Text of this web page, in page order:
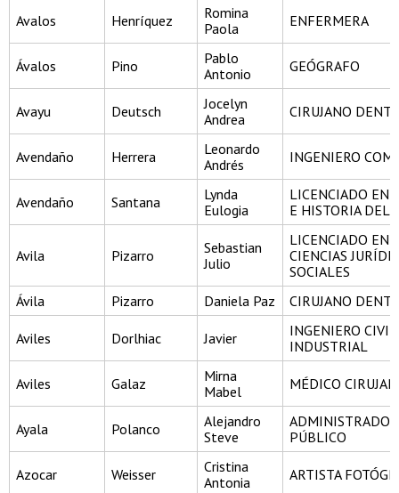
Avalos Henríquez
Romina
Paola
ENFERMERA
Ávalos Pino
Pablo
Antonio
GEÓGRAFO
Avayu Deutsch
Jocelyn
Andrea
CIRUJANO
Avendaño Herrera
Leonardo
Andrés
INGENIERO
Avendaño Santana
Lynda
Eulogia
LICENCIADO EN
E HISTORIA DEL
Avila Pizarro
Sebastian
Julio
LICENCIADO EN
CIENCIAS
SOCIALES
Ávila
Pizarro Daniela Paz CIRUJANO
Aviles Dorlhiac Javier
INGENIERO CIVIL
INDUSTRIAL
Aviles Galaz
Mirna
Mabel
MÉDICO
Ayala Polanco
Alejandro
Steve
ADMINISTRADOR
PÚBLICO
Azocar Weisser
Cristina
Antonia
ARTISTA